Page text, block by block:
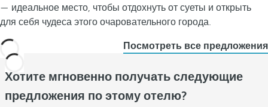
— идеальное место, чтобы отдохнуть от суеты и открыть
для себя чудеса этого очаровательного города.
Посмотреть все предложения
Хотите мгновенно получать следующие
предложения по этому отелю?